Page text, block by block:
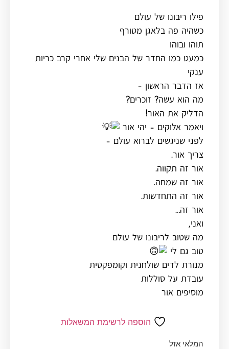
פילו ריבונו של עולם
כשהיה פה בלאגן מטורף
תוהו ובוהו
כמעט כמו החדר של הבנים שלי אחרי קרב כריות
ענקי
אז הדבר הראשון –
מה הוא עשה? זוכרים?
הדליק את האור!
ויאמר אלוקים – יהי אור
לפני שניגשים לברוא עולם –
צריך אור.
אור זה תקווה.
אור זה שמחה.
אור זה התחדשות.
אור זה…
ואני,
מה שטוב לריבונו של עולם
טוב גם לי
מנורת לדים שולחנית וקומפקטית
עובדת על סוללות
מוסיפים אור
הוספה לרשימת המשאלות
המלאי אזל